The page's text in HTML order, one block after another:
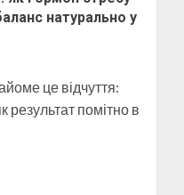
натурально у
це відчуття:
результат помітно в